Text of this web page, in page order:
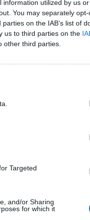
utilized by us
You may separately
on the IAB’s list of
us to third parties on the
other third parties.
Targeted
and/or Sharing
for which it
Vicente
agenda para
resto de
avanzando en